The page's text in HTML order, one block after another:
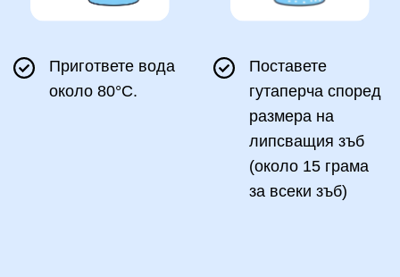
Пригответе вода
около 80°C.
Поставете
гутаперча според
размера на
липсващия зъб
(около 15 грама
за всеки зъб)